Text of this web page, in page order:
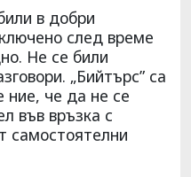
в добри
след време
Не се били
„Бийтърс” са
ние, че да не се
във връзка с
самостоятелни